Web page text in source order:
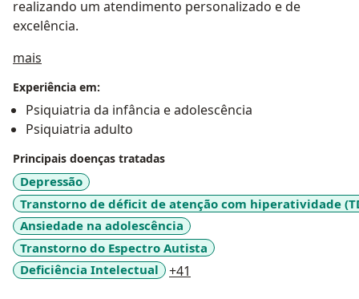
realizando um atendimento personalizado e de
excelência.
mais
Experiência em:
Psiquiatria da infância e adolescência
Psiquiatria adulto
Principais doenças tratadas
Depressão
Transtorno de déficit de atenção com hiperatividade
Ansiedade na adolescência
Transtorno do Espectro Autista
Deficiência Intelectual
+41